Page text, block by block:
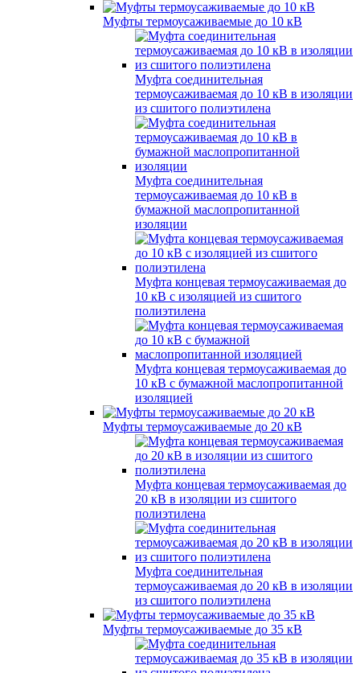
Муфты термоусаживаемые до 10 кВ
Муфта соединительная
термоусаживаемая до 10 кВ в изоляции
из сшитого полиэтилена
Муфта соединительная
термоусаживаемая до 10 кВ в
бумажной маслопропитанной
изоляции
Муфта концевая термоусаживаемая до
10 кВ с изоляцией из сшитого
полиэтилена
Муфта концевая термоусаживаемая до
10 кВ с бумажной маслопропитанной
изоляцией
Муфты термоусаживаемые до 20 кВ
Муфта концевая термоусаживаемая до
20 кВ в изоляции из сшитого
полиэтилена
Муфта соединительная
термоусаживаемая до 20 кВ в изоляции
из сшитого полиэтилена
Муфты термоусаживаемые до 35 кВ